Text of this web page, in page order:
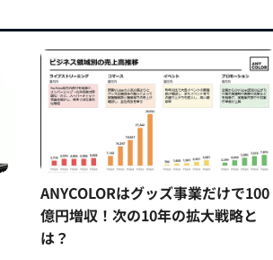
ANYCOLORはグッズ事業だけで100
億円増収！次の10年の拡大戦略と
は？